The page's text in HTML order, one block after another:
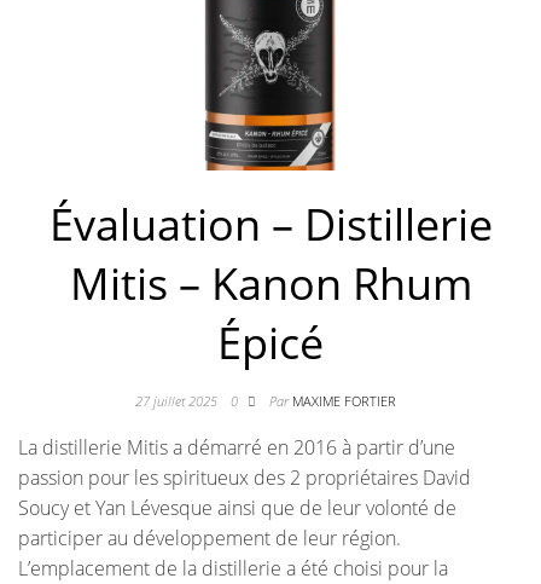
Évaluation – Distillerie
Mitis – Kanon Rhum
Épicé
27 juillet 2025 0 Par MAXIME FORTIER
La distillerie Mitis a démarré en 2016 à partir d’une
passion pour les spiritueux des 2 propriétaires David
Soucy et Yan Lévesque ainsi que de leur volonté de
participer au développement de leur région.
L’emplacement de la distillerie a été choisi pour la